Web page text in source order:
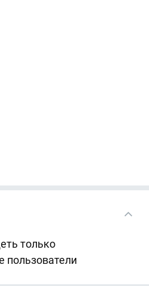
только
пользователи